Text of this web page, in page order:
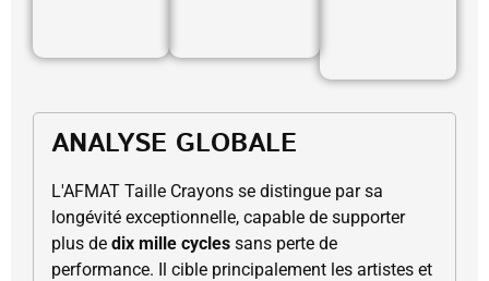
ANALYSE GLOBALE
L'AFMAT Taille Crayons se distingue par sa
longévité exceptionnelle, capable de supporter
plus de dix mille cycles sans perte de
performance. Il cible principalement les artistes et